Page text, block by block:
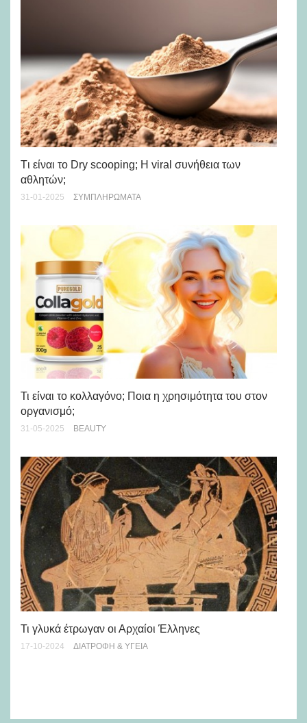
Tι είναι το Dry scooping; Η viral συνήθεια των
αθλητών;
31-01-2025 ΣΥΜΠΛΗΡΏΜΑΤΑ
Τι είναι το κολλαγόνο; Ποια η χρησιμότητα του στον
οργανισμό;
31-05-2025 BEAUTY
Τι γλυκά έτρωγαν οι Αρχαίοι Έλληνες
17-10-2024 ΔΙΑΤΡΟΦΉ & ΥΓΕΊΑ